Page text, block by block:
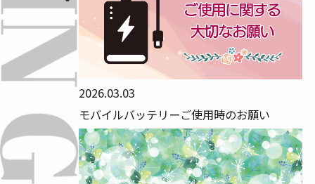
2026.03.03
モバイルバッテリーご使用時のお願い